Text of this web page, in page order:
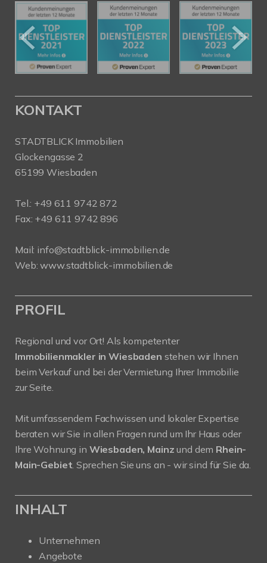
KONTAKT
STADTBLICK Immobilien
Glockengasse 2
65199 Wiesbaden
Tel.: +49 611 9742 872
Fax: +49 611 9742 896
Mail: info@stadtblick-immobilien.de
Web:www.stadtblick-immobilien.de
PROFIL
Regional und vor Ort! Als kompetenter
Immobilienmakler in Wiesbaden stehen wir Ihnen
beim Verkauf und bei der Vermietung Ihrer Immobilie
zur Seite.
Mit umfassendem Fachwissen und lokaler Expertise
beraten wir Sie in allen Fragen rund um Ihr Haus oder
Ihre Wohnung in Wiesbaden, Mainzund dem Rhein-
Main-Gebiet. Sprechen Sie uns an - wir sind für Sie da.
INHALT
Unternehmen
Angebote